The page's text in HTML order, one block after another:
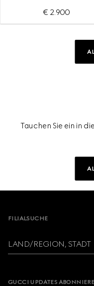
€ 2.900
Tauchen Sie ein in
Footer
FILIALSUCHE
LAND/REGION, STADT
GUCCI UPDATES